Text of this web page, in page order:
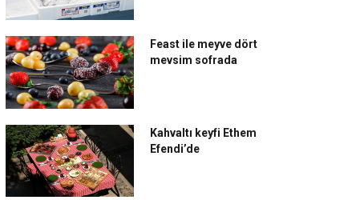
Feast ile meyve dört
mevsim sofrada
Kahvaltı keyfi Ethem
Efendi’de